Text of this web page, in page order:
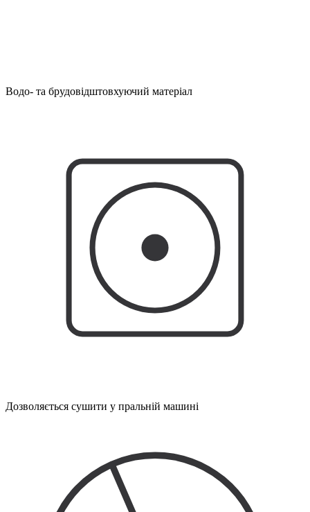
Водо- та брудовідштовхуючий матеріал
Дозволяється сушити у пральній машині